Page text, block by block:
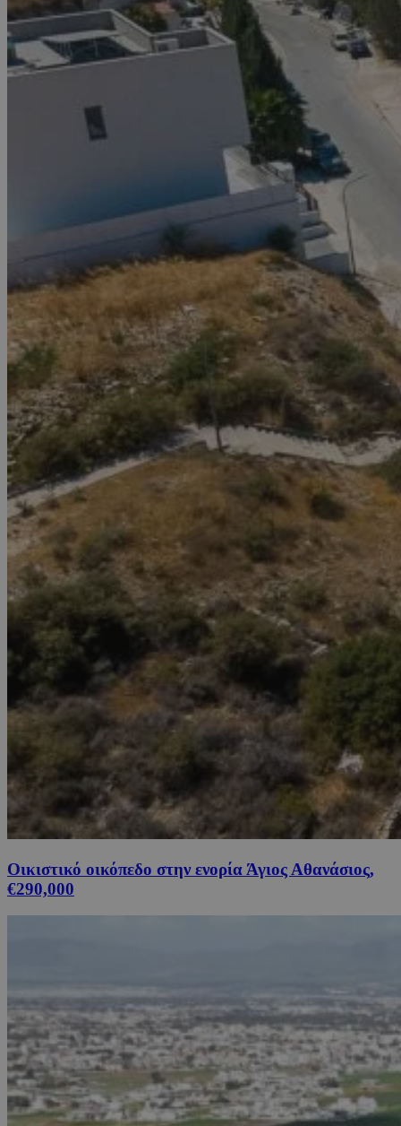
Οικιστικό οικόπεδο στην ενορία Άγιος Αθανάσιος,
€290,000